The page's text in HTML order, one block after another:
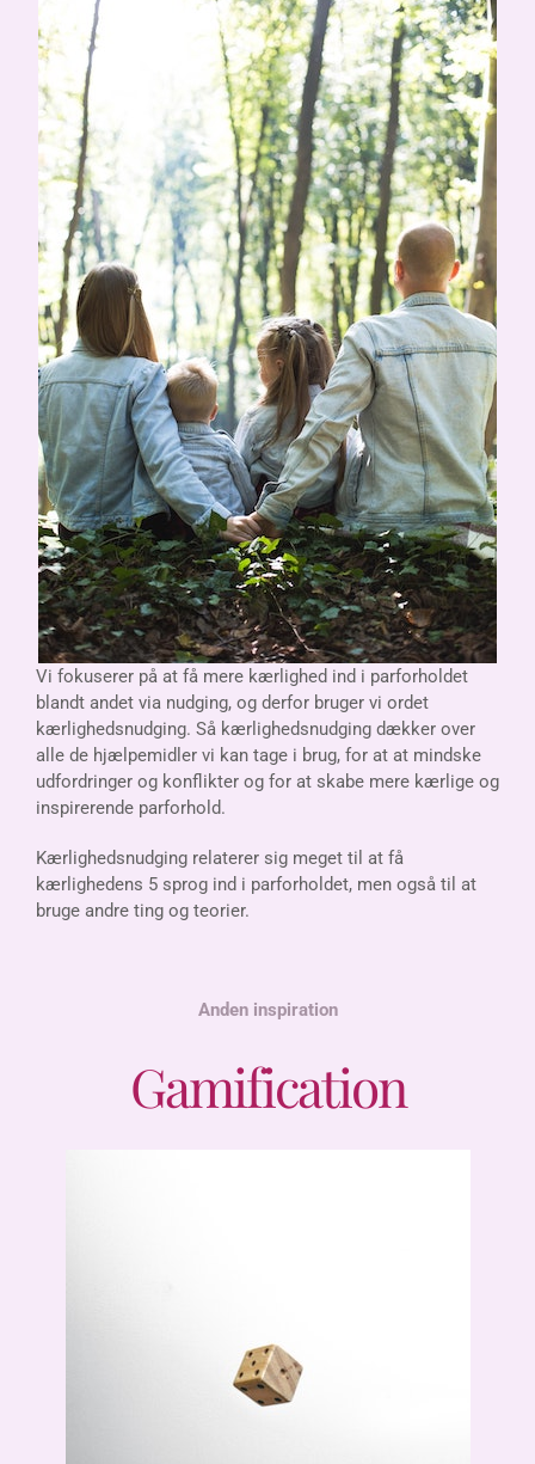
Vi fokuserer på at få mere kærlighed ind i parforholdet
blandt andet via nudging, og derfor bruger vi ordet
kærlighedsnudging. Så kærlighedsnudging dækker over
alle de hjælpemidler vi kan tage i brug, for at at mindske
udfordringer og konflikter og for at skabe mere kærlige og
inspirerende parforhold.
Kærlighedsnudging relaterer sig meget til at få
kærlighedens 5 sprog ind i parforholdet, men også til at
bruge andre ting og teorier.
Anden inspiration
Gamification